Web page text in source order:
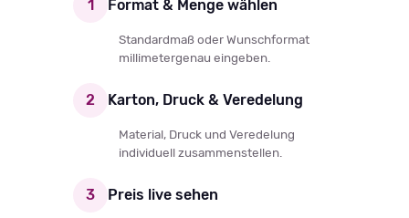
1 Format & Menge wählen
Standardmaß oder Wunschformat
millimetergenau eingeben.
2 Karton, Druck & Veredelung
Material, Druck und Veredelung
individuell zusammenstellen.
3 Preis live sehen